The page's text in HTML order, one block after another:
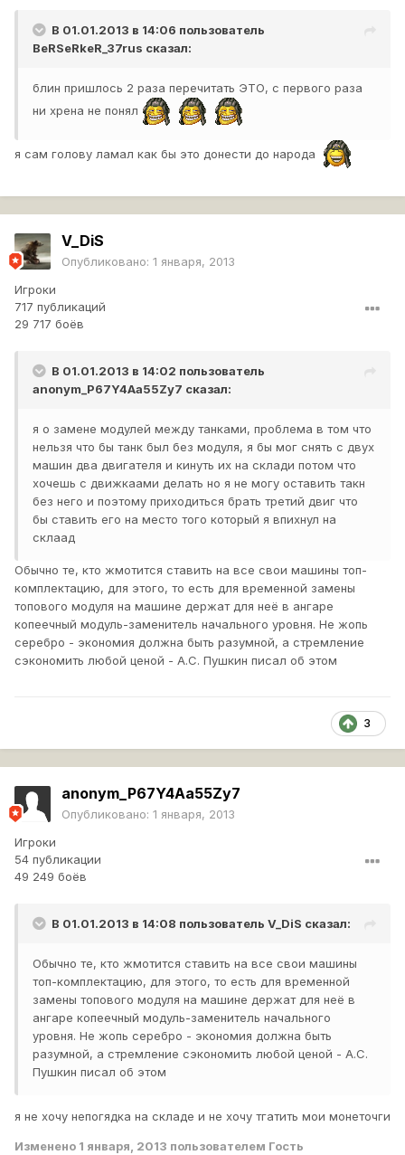
В 01.01.2013 в 14:06 пользователь
BeRSeRkeR_37rus сказал:
блин пришлось 2 раза перечитать ЭТО, с первого раза
ни хрена не понял
я сам голову ламал как бы это донести до народа
V_DiS
Опубликовано: 1 января, 2013
Игроки
717 публикаций
29 717 боёв
В 01.01.2013 в 14:02 пользователь
anonym_P67Y4Aa55Zy7 сказал:
я о замене модулей между танками, проблема в том что
нельзя что бы танк был без модуля, я бы мог снять с двух
машин два двигателя и кинуть их на склади потом что
хочешь с движкаами делать но я не могу оставить такн
без него и поэтому приходиться брать третий двиг что
бы ставить его на место того который я впихнул на
склаад
Обычно те, кто жмотится ставить на все свои машины топ-
комплектацию, для этого, то есть для временной замены
топового модуля на машине держат для неё в ангаре
копеечный модуль-заменитель начального уровня. Не жопь
серебро - экономия должна быть разумной, а стремление
сэкономить любой ценой - А.С. Пушкин писал об этом
3
anonym_P67Y4Aa55Zy7
Опубликовано: 1 января, 2013
Игроки
54 публикации
49 249 боёв
В 01.01.2013 в 14:08 пользователь V_DiS сказал:
Обычно те, кто жмотится ставить на все свои машины
топ-комплектацию, для этого, то есть для временной
замены топового модуля на машине держат для неё в
ангаре копеечный модуль-заменитель начального
уровня. Не жопь серебро - экономия должна быть
разумной, а стремление сэкономить любой ценой - А.С.
Пушкин писал об этом
я не хочу непогядка на складе и не хочу тгатить мои монеточги
Изменено 1 января, 2013 пользователем Гость